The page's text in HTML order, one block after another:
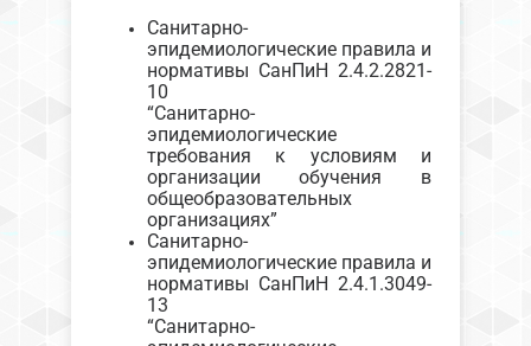
Санитарно-
эпидемиологические правила и
нормативы СанПиН 2.4.2.2821-
10
“Санитарно-
эпидемиологические
требования к условиям и
организации обучения в
общеобразовательных
организациях”
Санитарно-
эпидемиологические правила и
нормативы СанПиН 2.4.1.3049-
13
“Санитарно-